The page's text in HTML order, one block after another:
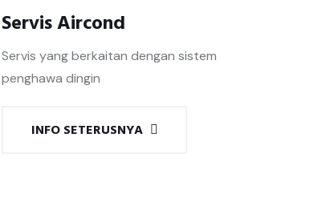
Servis Aircond
Servis yang berkaitan dengan sistem
penghawa dingin
INFO SETERUSNYA